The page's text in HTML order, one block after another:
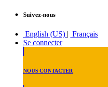
Suivez-nous
English (US) | Français
Se connecter
NOUS CONTACTER